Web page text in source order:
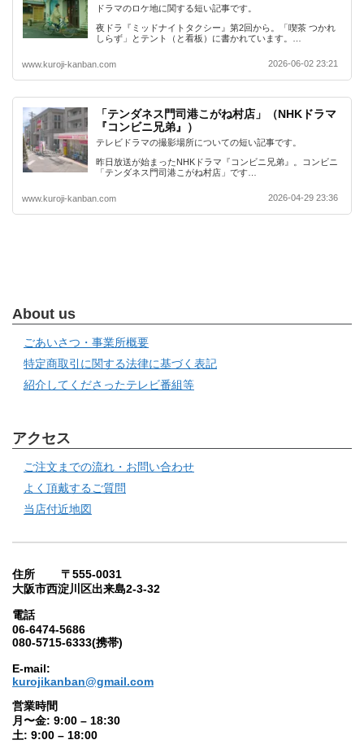
ドラマのロケ地に関する短い記事です。
夜ドラ『ミッドナイトタクシー』第2回から。「喫茶 つかれ
しらず」とテント（と看板）に書かれています。…
www.kuroji-kanban.com 2026-06-02 23:21
「テンダネス門司港こがね村店」（NHKドラマ
『コンビニ兄弟』）
テレビドラマの撮影場所についての短い記事です。
昨日放送が始まったNHKドラマ『コンビニ兄弟』。コンビニ
「テンダネス門司港こがね村店」です…
www.kuroji-kanban.com 2026-04-29 23:36
About us
ごあいさつ・事業所概要
特定商取引に関する法律に基づく表記
紹介してくださったテレビ番組等
アクセス
ご注文までの流れ・お問い合わせ
よく頂戴するご質問
当店付近地図
住所 〒555-0031
大阪市西淀川区出来島2-3-32
電話
06-6474-5686
080-5715-6333(携帯)
E-mail:
kurojikanban@gmail.com
営業時間
月〜金: 9:00 – 18:30
土: 9:00 – 18:00